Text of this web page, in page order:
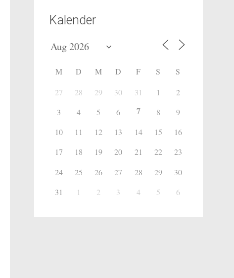
Kalender
M D M D F S S
27 28 29 30 31 1
2
3
4 5 6 7 8
9
10
11 12 13 14 15
16
17
18 19 20 21 22
23
24
25 26 27 28 29
30
31
1 2 3 4 5 6